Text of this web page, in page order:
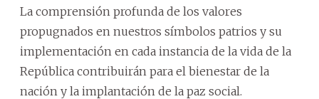
La comprensión profunda de los valores
propugnados en nuestros símbolos patrios y su
implementación en cada instancia de la vida de la
República contribuirán para el bienestar de la
nación y la implantación de la paz social.